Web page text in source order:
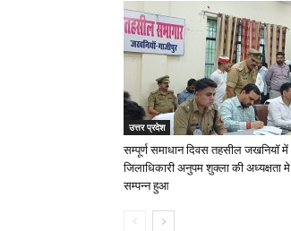
उत्तर प्रदेश
सम्पूर्ण समाधान दिवस तहसील जखनियॉ में
जिलाधिकारी अनुपम शुक्ला की अध्यक्षता मे
सम्पन्न हुआ